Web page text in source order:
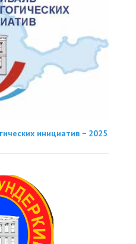
инициатив − 2025